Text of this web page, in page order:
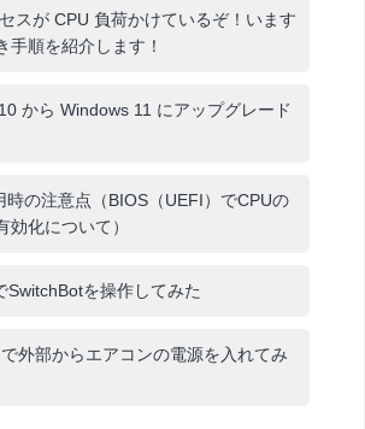
スが CPU 負荷かけているぞ！います
手順を紹介します！
から Windows 11 にアップグレード
時の注意点（BIOS（UEFI）でCPUの
効化について）
SwitchBotを操作してみた
外部からエアコンの電源を入れてみ